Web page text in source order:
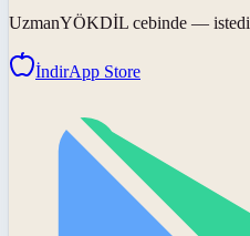
UzmanYÖKDİL cebinde —
İndirApp Store